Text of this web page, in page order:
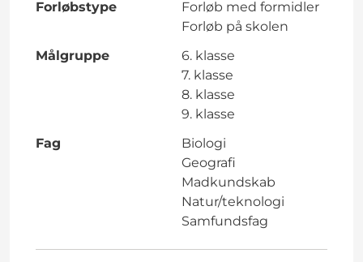
Forløbstype
Forløb med formidler
Forløb på skolen
Målgruppe
6. klasse
7. klasse
8. klasse
9. klasse
Fag
Biologi
Geografi
Madkundskab
Natur/teknologi
Samfundsfag